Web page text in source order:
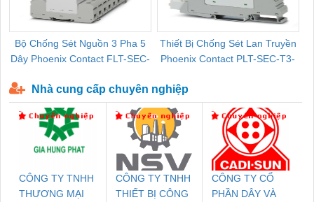
Bộ Chống Sét Nguồn 3 Pha 5
Dây Phoenix Contact FLT-SEC-
Thiết Bị Chống Sét Lan Truyền
Phoenix Contact PLT-SEC-T3-
Nhà cung cấp chuyên nghiệp
CÔNG TY TNHH
THƯƠNG MẠI
CÔNG TY TNHH
THIẾT BỊ CÔNG
CÔNG TY CỔ
PHẦN DÂY VÀ